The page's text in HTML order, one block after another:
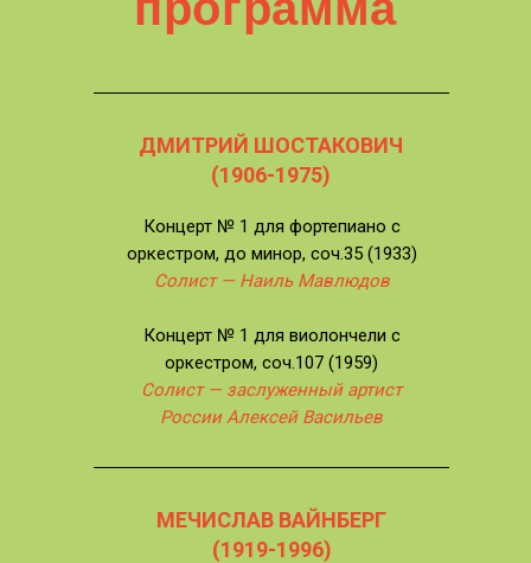
ДМИТРИЙ ШОСТАКОВИЧ
(1906-1975)
Концерт № 1 для фортепиано с
оркестром, до минор, соч.35 (1933)
Солист — Наиль Мавлюдов
Концерт № 1 для виолончели с
оркестром, соч.107 (1959)
Солист — заслуженный артист
России Алексей Васильев
МЕЧИСЛАВ ВАЙНБЕРГ
(1919-1996)